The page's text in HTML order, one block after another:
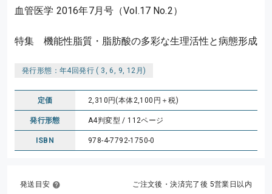
血管医学 2016年7月号（Vol.17 No.2）
特集 機能性脂質・脂肪酸の多彩な生理活性と病態形成
発行形態：年4回発行 ( 3, 6, 9, 12月)
定価 2,310円(本体2,100円＋税)
発行形態 A4判変型 / 112ページ
ISBN 978-4-7792-1750-0
発送目安
ご注文後・決済完了後 5営業日以内